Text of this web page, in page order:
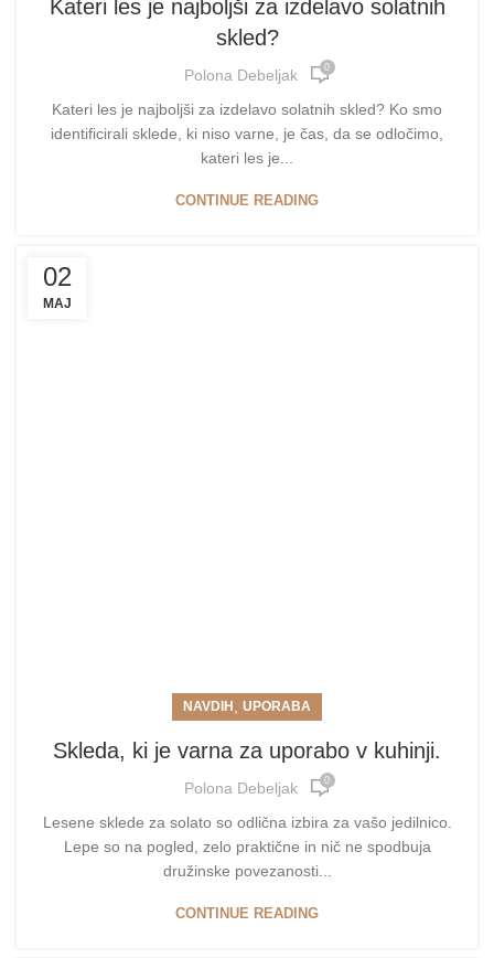
Kateri les je najboljši za izdelavo solatnih
skled?
Polona Debeljak 0
Kateri les je najboljši za izdelavo solatnih skled? Ko smo
identificirali sklede, ki niso varne, je čas, da se odločimo,
kateri les je...
CONTINUE READING
02
MAJ
NAVDIH UPORABA
Skleda, ki je varna za uporabo v kuhinji.
Polona Debeljak 0
Lesene sklede za solato so odlična izbira za vašo jedilnico.
Lepe so na pogled, zelo praktične in nič ne spodbuja
družinske povezanosti...
CONTINUE READING